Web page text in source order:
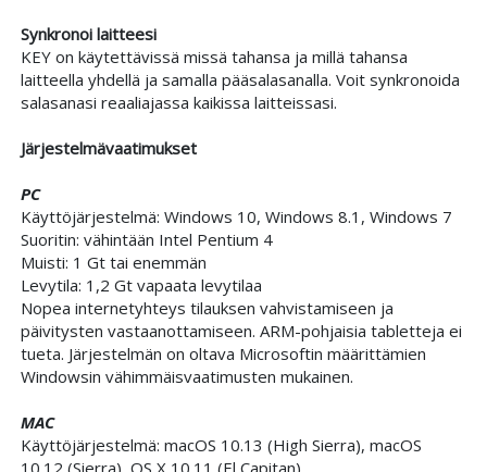
Synkronoi laitteesi
KEY on käytettävissä missä tahansa ja millä tahansa
laitteella yhdellä ja samalla pääsalasanalla. Voit synkronoida
salasanasi reaaliajassa kaikissa laitteissasi.
Järjestelmävaatimukset
PC
Käyttöjärjestelmä: Windows 10, Windows 8.1, Windows 7
Suoritin: vähintään Intel Pentium 4
Muisti: 1 Gt tai enemmän
Levytila: 1,2 Gt vapaata levytilaa
Nopea internetyhteys tilauksen vahvistamiseen ja
päivitysten vastaanottamiseen. ARM-pohjaisia tabletteja ei
tueta. Järjestelmän on oltava Microsoftin määrittämien
Windowsin vähimmäisvaatimusten mukainen.
MAC
Käyttöjärjestelmä: macOS 10.13 (High Sierra), macOS
10.12 (Sierra), OS X 10.11 (El Capitan)